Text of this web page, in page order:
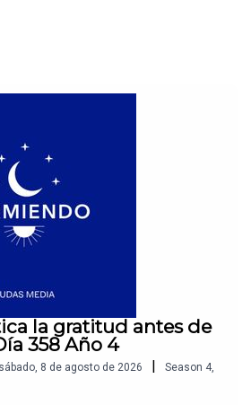
cuerpo va a dormir cuando esté
más de Durmiendo Podcast
→
InstagramDSDO
la gratitud antes de
358 Año 4
sábado, 8 de agosto de 2026 | Season 4,